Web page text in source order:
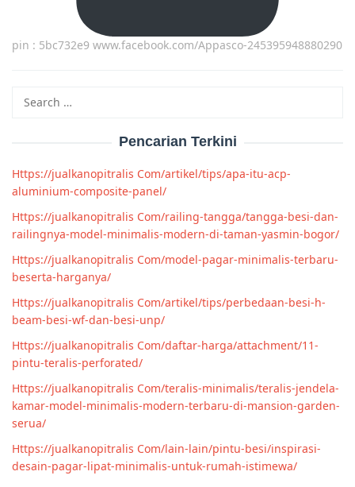
pin : 5bc732e9 www.facebook.com/Appasco-245395948880290
Pencarian Terkini
Https://jualkanopitralis Com/artikel/tips/apa-itu-acp-
aluminium-composite-panel/
Https://jualkanopitralis Com/railing-tangga/tangga-besi-dan-
railingnya-model-minimalis-modern-di-taman-yasmin-bogor/
Https://jualkanopitralis Com/model-pagar-minimalis-terbaru-
beserta-harganya/
Https://jualkanopitralis Com/artikel/tips/perbedaan-besi-h-
beam-besi-wf-dan-besi-unp/
Https://jualkanopitralis Com/daftar-harga/attachment/11-
pintu-teralis-perforated/
Https://jualkanopitralis Com/teralis-minimalis/teralis-jendela-
kamar-model-minimalis-modern-terbaru-di-mansion-garden-
serua/
Https://jualkanopitralis Com/lain-lain/pintu-besi/inspirasi-
desain-pagar-lipat-minimalis-untuk-rumah-istimewa/